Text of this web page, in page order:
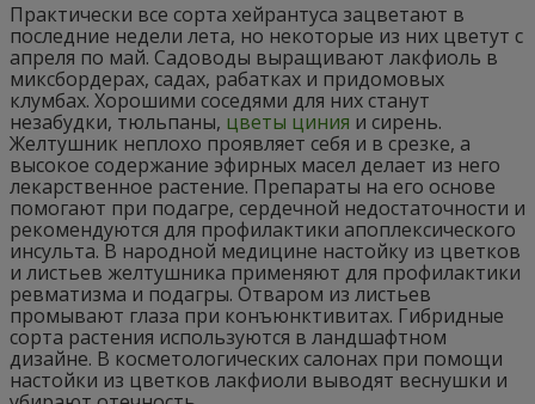
Практически все сорта хейрантуса зацветают в
последние недели лета, но некоторые из них цветут с
апреля по май. Садоводы выращивают лакфиоль в
миксбордерах, садах, рабатках и придомовых
клумбах. Хорошими соседями для них станут
незабудки, тюльпаны, цветы циния и сирень.
Желтушник неплохо проявляет себя и в срезке, а
высокое содержание эфирных масел делает из него
лекарственное растение. Препараты на его основе
помогают при подагре, сердечной недостаточности и
рекомендуются для профилактики апоплексического
инсульта. В народной медицине настойку из цветков
и листьев желтушника применяют для профилактики
ревматизма и подагры. Отваром из листьев
промывают глаза при конъюнктивитах. Гибридные
сорта растения используются в ландшафтном
дизайне. В косметологических салонах при помощи
настойки из цветков лакфиоли выводят веснушки и